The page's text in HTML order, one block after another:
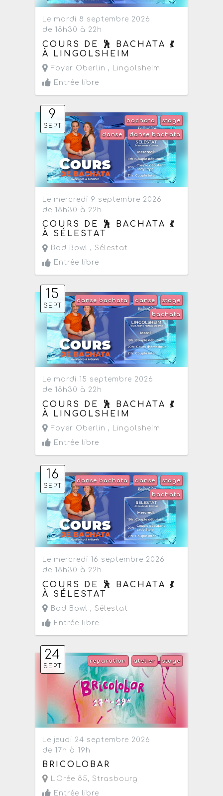
Le mardi 8 septembre 2026
de 18h30 à 22h
COURS DE 🕺 BACHATA 💃
À LINGOLSHEIM
Foyer Oberlin ,
Lingolsheim
Entrée libre
9
SEPT
stage
bachata
danse bachata
danse
Le mercredi 9 septembre 2026
de 18h30 à 22h
COURS DE 🕺 BACHATA 💃
À SÉLESTAT
Bad Bowl , Sélestat
Entrée libre
15
SEPT
stage
danse
danse bachata
bachata
Le mardi 15 septembre 2026
de 18h30 à 22h
COURS DE 🕺 BACHATA 💃
À LINGOLSHEIM
Foyer Oberlin , Lingolsheim
Entrée libre
16
SEPT
stage
danse
danse bachata
bachata
Le mercredi 16 septembre 2026
de 18h30 à 22h
COURS DE 🕺 BACHATA 💃
À SÉLESTAT
Bad Bowl , Sélestat
Entrée libre
24
SEPT
stage
atelier
reparation
Le jeudi 24 septembre 2026
de 17h à 19h
BRICOLOBAR
L'Orée 85, Strasbourg
Entrée libre